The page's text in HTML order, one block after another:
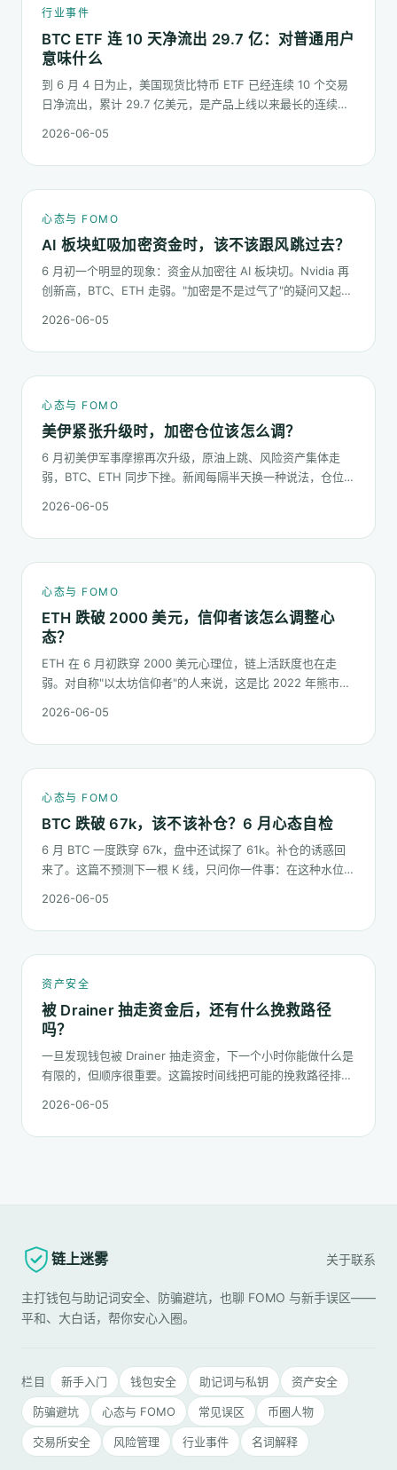
行业事件
BTC ETF 连 10 天净流出 29.7 亿：对普通用户
意味什么
到 6 月 4 日为止，美国现货比特币 ETF 已经连续 10 个交易
日净流出，累计 29.7 亿美元，是产品上线以来最长的连续流
2026-06-05
心态与 FOMO
AI 板块虹吸加密资金时，该不该跟风跳过去？
6 月初一个明显的现象：资金从加密往 AI 板块切。Nvidia 再
创新高，BTC、ETH 走弱。"加密是不是过气了"的疑问又起来
2026-06-05
心态与 FOMO
美伊紧张升级时，加密仓位该怎么调？
6 月初美伊军事摩擦再次升级，原油上跳、风险资产集体走
弱，BTC、ETH 同步下挫。新闻每隔半天换一种说法，仓位却
2026-06-05
心态与 FOMO
ETH 跌破 2000 美元，信仰者该怎么调整心
态？
ETH 在 6 月初跌穿 2000 美元心理位，链上活跃度也在走
弱。对自称"以太坊信仰者"的人来说，这是比 2022 年熊市更
2026-06-05
心态与 FOMO
BTC 跌破 67k，该不该补仓？6 月心态自检
6 月 BTC 一度跌穿 67k，盘中还试探了 61k。补仓的诱惑回
来了。这篇不预测下一根 K 线，只问你一件事：在这种水位面
2026-06-05
资产安全
被 Drainer 抽走资金后，还有什么挽救路径
吗？
一旦发现钱包被 Drainer 抽走资金，下一个小时你能做什么是
有限的，但顺序很重要。这篇按时间线把可能的挽救路径排一
2026-06-05
链上迷雾 关于联系
主打钱包与助记词安全、防骗避坑，也聊 FOMO 与新手误区——
平和、大白话，帮你安心入圈。
栏目 新手入门 钱包安全 助记词与私钥 资产安全
防骗避坑 心态与 FOMO 常见误区 币圈人物
交易所安全 风险管理 行业事件 名词解释